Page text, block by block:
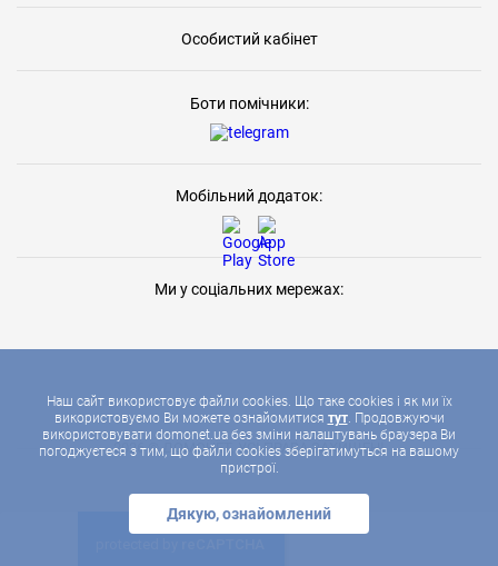
Наш сайт використовує файли cookies. Що таке cookies і як ми їх
використовуємо Ви можете ознайомитися тут. Продовжуючи
використовувати domonet.ua без зміни налаштувань браузера Ви
погоджуєтеся з тим, що файли cookies зберігатимуться на вашому
пристрої.
Дякую, ознайомлений
Особистий кабінет
Боти помічники:
Мобільний додаток:
Ми у соціальних мережах:
2026 © ДОМОНЕТ, УСІ ПРАВА ЗАХИЩЕНІ